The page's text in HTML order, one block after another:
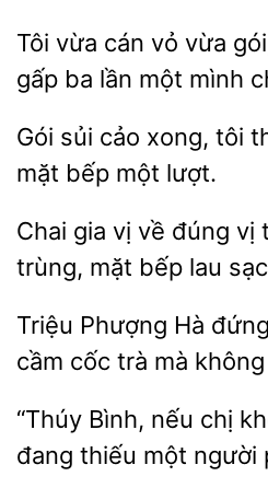
Tôi vừa cán vỏ vừa
gấp ba
một mình
Gói cảo
mặt bếp một lượt.
Chai gia vị về đúng vị
trùng, mặt bếp lau
Triệu Phượng Hà
cầm cốc trà mà
“Thúy Bình, nếu chị
một người